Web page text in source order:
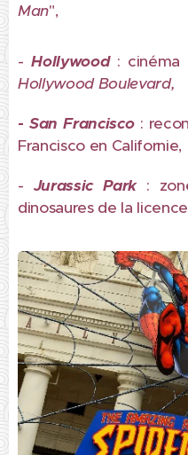
Man",
-Hollywood : cinéma
Hollywood Boulevard,
- San Francisco :
Francisco en Californie,
- Jurassic Park :
dinosaures de la licence